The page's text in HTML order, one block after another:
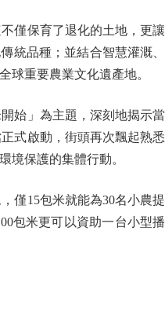
僅保育了退化的土地，更讓
統品種；並結合智慧灌溉、
球重要農業文化遺產地。
始」為主題，深刻地揭示當
式啟動，街頭再次飄起熟悉
境保護的集體行動。
僅15包米就能為30名小農提
包米更可以資助一台小型播